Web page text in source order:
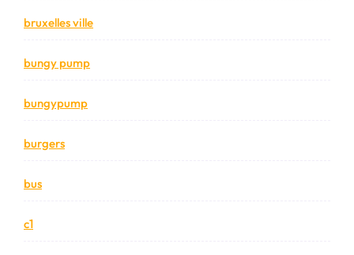
bruxelles ville
bungy pump
bungypump
burgers
bus
c1